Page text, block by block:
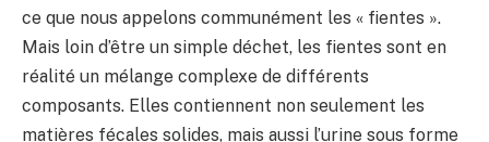
ce que nous appelons communément les « fientes ».
Mais loin d’être un simple déchet, les fientes sont en
réalité un mélange complexe de différents
composants. Elles contiennent non seulement les
matières fécales solides, mais aussi l’urine sous forme